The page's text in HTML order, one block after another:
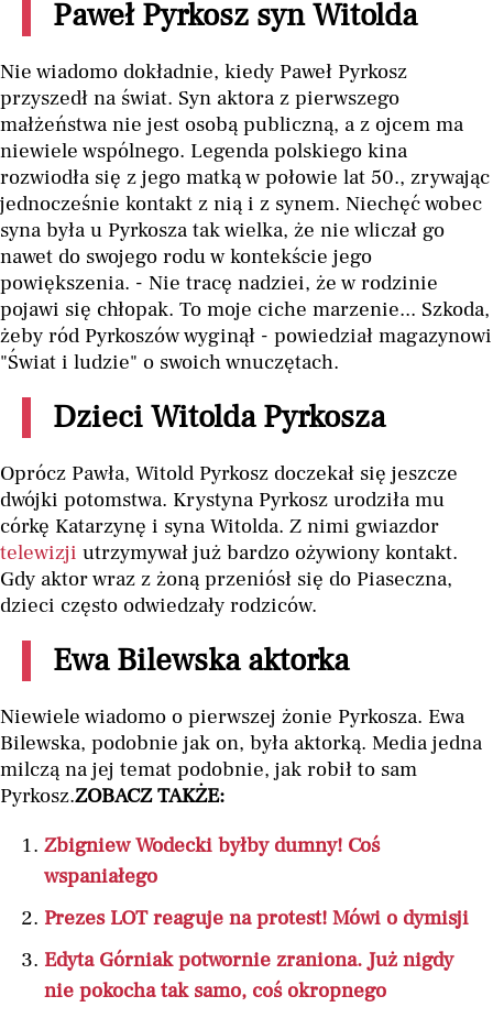
Paweł Pyrkosz syn Witolda
Nie wiadomo dokładnie, kiedy Paweł Pyrkosz
przyszedł na świat. Syn aktora z pierwszego
małżeństwa nie jest osobą publiczną, a z ojcem ma
niewiele wspólnego. Legenda polskiego kina
rozwiodła się z jego matką w połowie lat 50., zrywając
jednocześnie kontakt z nią i z synem. Niechęć wobec
syna była u Pyrkosza tak wielka, że nie wliczał go
nawet do swojego rodu w kontekście jego
powiększenia. - Nie tracę nadziei, że w rodzinie
pojawi się chłopak. To moje ciche marzenie... Szkoda,
żeby ród Pyrkoszów wyginął - powiedział magazynowi
"Świat i ludzie" o swoich wnuczętach.
Dzieci Witolda Pyrkosza
Oprócz Pawła, Witold Pyrkosz doczekał się jeszcze
dwójki potomstwa. Krystyna Pyrkosz urodziła mu
córkę Katarzynę i syna Witolda. Z nimi gwiazdor
telewizji utrzymywał już bardzo ożywiony kontakt.
Gdy aktor wraz z żoną przeniósł się do Piaseczna,
dzieci często odwiedzały rodziców.
Ewa Bilewska aktorka
Niewiele wiadomo o pierwszej żonie Pyrkosza. Ewa
Bilewska, podobnie jak on, była aktorką. Media jedna
milczą na jej temat podobnie, jak robił to sam
Pyrkosz.ZOBACZ TAKŻE:
Zbigniew Wodecki byłby dumny! Coś
wspaniałego
Prezes LOT reaguje na protest! Mówi o dymisji
Edyta Górniak potwornie zraniona. Już nigdy
nie pokocha tak samo, coś okropnego